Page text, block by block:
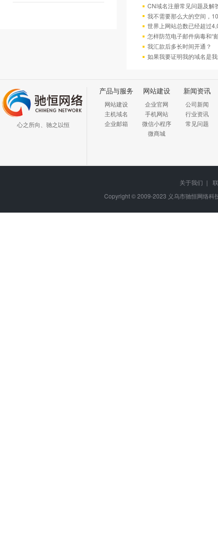
CN域名注册常见问题及解
我不需要那么大的空间，
世界上网站总数已经超过
怎样防范电子邮件病毒和“
我汇款后多长时间开通？
如果我要证明我的域名是
心之所向、驰之以恒
产品与服务
网站建设
主机域名
企业邮箱
网站建设
企业官网
手机网站
微信小程序
微商城
新闻资讯
公司新闻
行业资讯
常见问题
关于我们 |
Copyright © 2009-2023 义乌市驰恒网络科